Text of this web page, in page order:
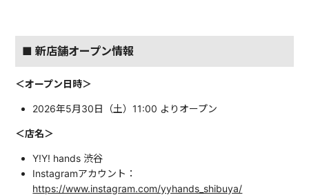
■ 新店舗オープン情報
＜オープン日時＞
2026年5月30日（土）11:00 よりオープン
＜店名＞
Y!Y! hands 渋谷
Instagramアカウント：
https://www.instagram.com/yyhands_shibuya/